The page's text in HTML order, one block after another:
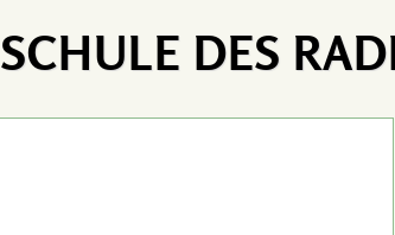
SCHULE DES